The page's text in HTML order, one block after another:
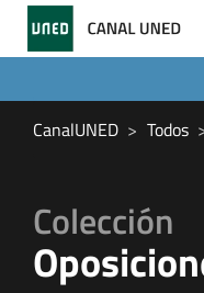
CanalUNED Todos
Colección